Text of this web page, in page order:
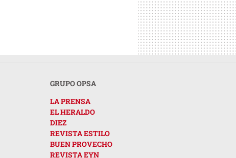
GRUPO OPSA
LA PRENSA
EL HERALDO
DIEZ
REVISTA ESTILO
BUEN PROVECHO
REVISTA EYN